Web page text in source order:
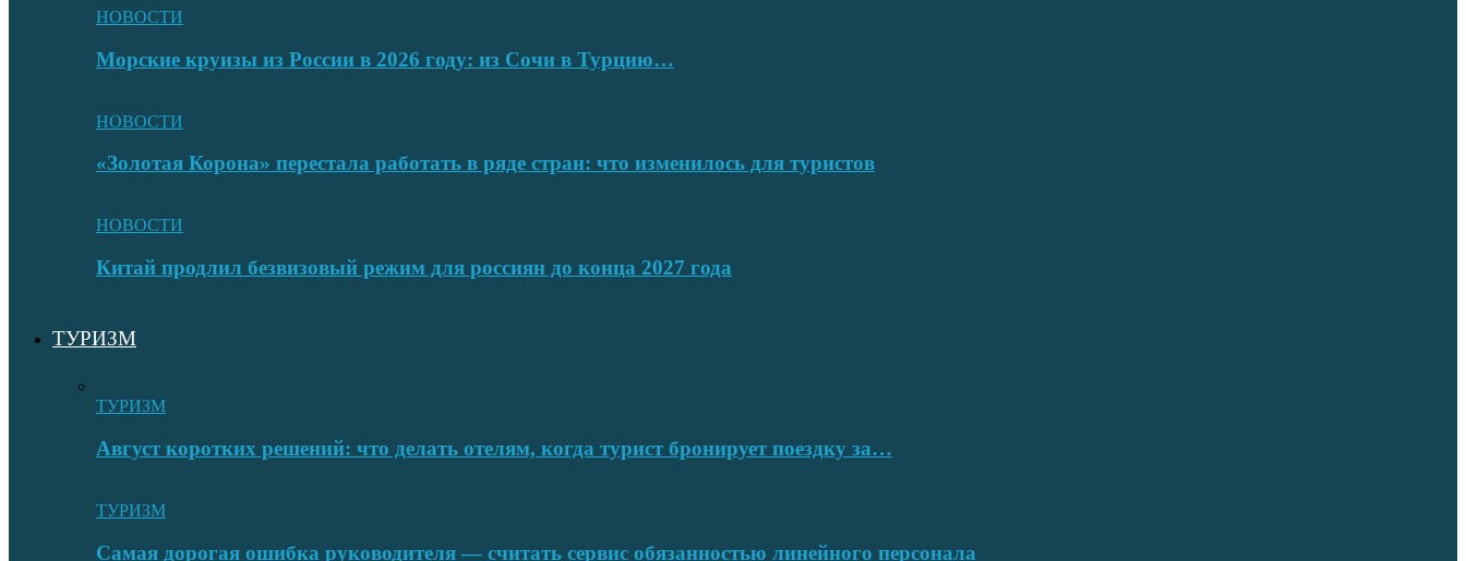
НОВОСТИ
Морские круизы из России в 2026 году: из Сочи в Турцию…
НОВОСТИ
«Золотая Корона» перестала работать в ряде стран: что изменилось для туристов
НОВОСТИ
Китай продлил безвизовый режим для россиян до конца 2027 года
ТУРИЗМ
ТУРИЗМ
Август коротких решений: что делать отелям, когда турист бронирует поездку за…
ТУРИЗМ
Самая дорогая ошибка руководителя — считать сервис обязанностью линейного персонала